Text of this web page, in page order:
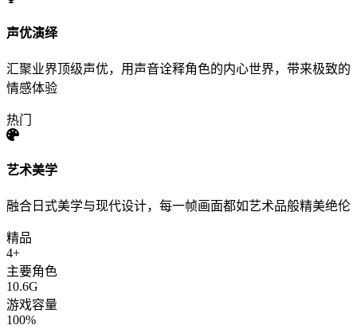
声优演绎
汇聚业界顶级声优，用声音诠释角色的内心世界，带来极致的
情感体验
热门
艺术美学
融合日式美学与现代设计，每一帧画面都如艺术品般精美绝伦
精品
4+
主要角色
10.6G
游戏容量
100%